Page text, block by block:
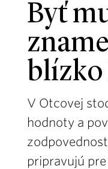
Byť
blízko
V Otcovej
hodnoty a
pripravujú